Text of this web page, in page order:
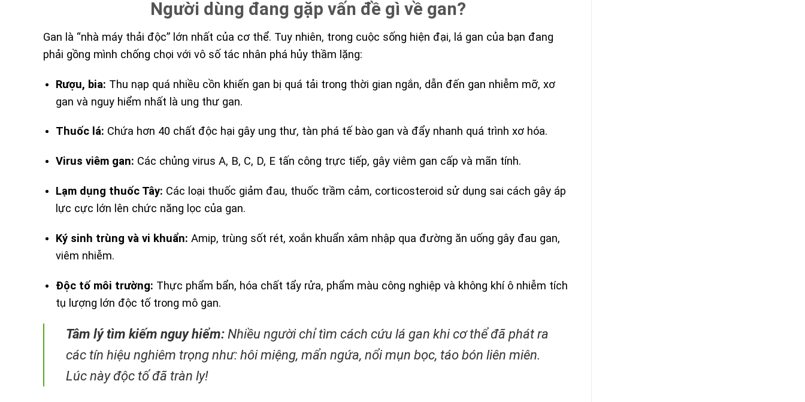
Người dùng đang gặp vấn đề gì về gan?
Gan là “nhà máy thải độc” lớn nhất của cơ thể. Tuy nhiên, trong cuộc sống hiện đại, lá gan của bạn đang
phải gồng mình chống chọi với vô số tác nhân phá hủy thầm lặng:
Rượu, bia: Thu nạp quá nhiều cồn khiến gan bị quá tải trong thời gian ngắn, dẫn đến gan nhiễm mỡ, xơ
gan và nguy hiểm nhất là ung thư gan.
Thuốc lá: Chứa hơn 40 chất độc hại gây ung thư, tàn phá tế bào gan và đẩy nhanh quá trình xơ hóa.
Virus viêm gan: Các chủng virus A, B, C, D, E tấn công trực tiếp, gây viêm gan cấp và mãn tính.
Lạm dụng thuốc Tây: Các loại thuốc giảm đau, thuốc trầm cảm, corticosteroid sử dụng sai cách gây áp
lực cực lớn lên chức năng lọc của gan.
Ký sinh trùng và vi khuẩn: Amip, trùng sốt rét, xoắn khuẩn xâm nhập qua đường ăn uống gây đau gan,
viêm nhiễm.
Độc tố môi trường: Thực phẩm bẩn, hóa chất tẩy rửa, phẩm màu công nghiệp và không khí ô nhiễm tích
tụ lượng lớn độc tố trong mô gan.
Tâm lý tìm kiếm nguy hiểm: Nhiều người chỉ tìm cách cứu lá gan khi cơ thể đã phát ra
các tín hiệu nghiêm trọng như: hôi miệng, mẩn ngứa, nổi mụn bọc, táo bón liên miên.
Lúc này độc tố đã tràn ly!